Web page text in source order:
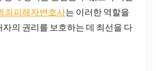
죄피해자변호사는 이러한 역할을
자의 권리를 보호하는 데 최선을 다